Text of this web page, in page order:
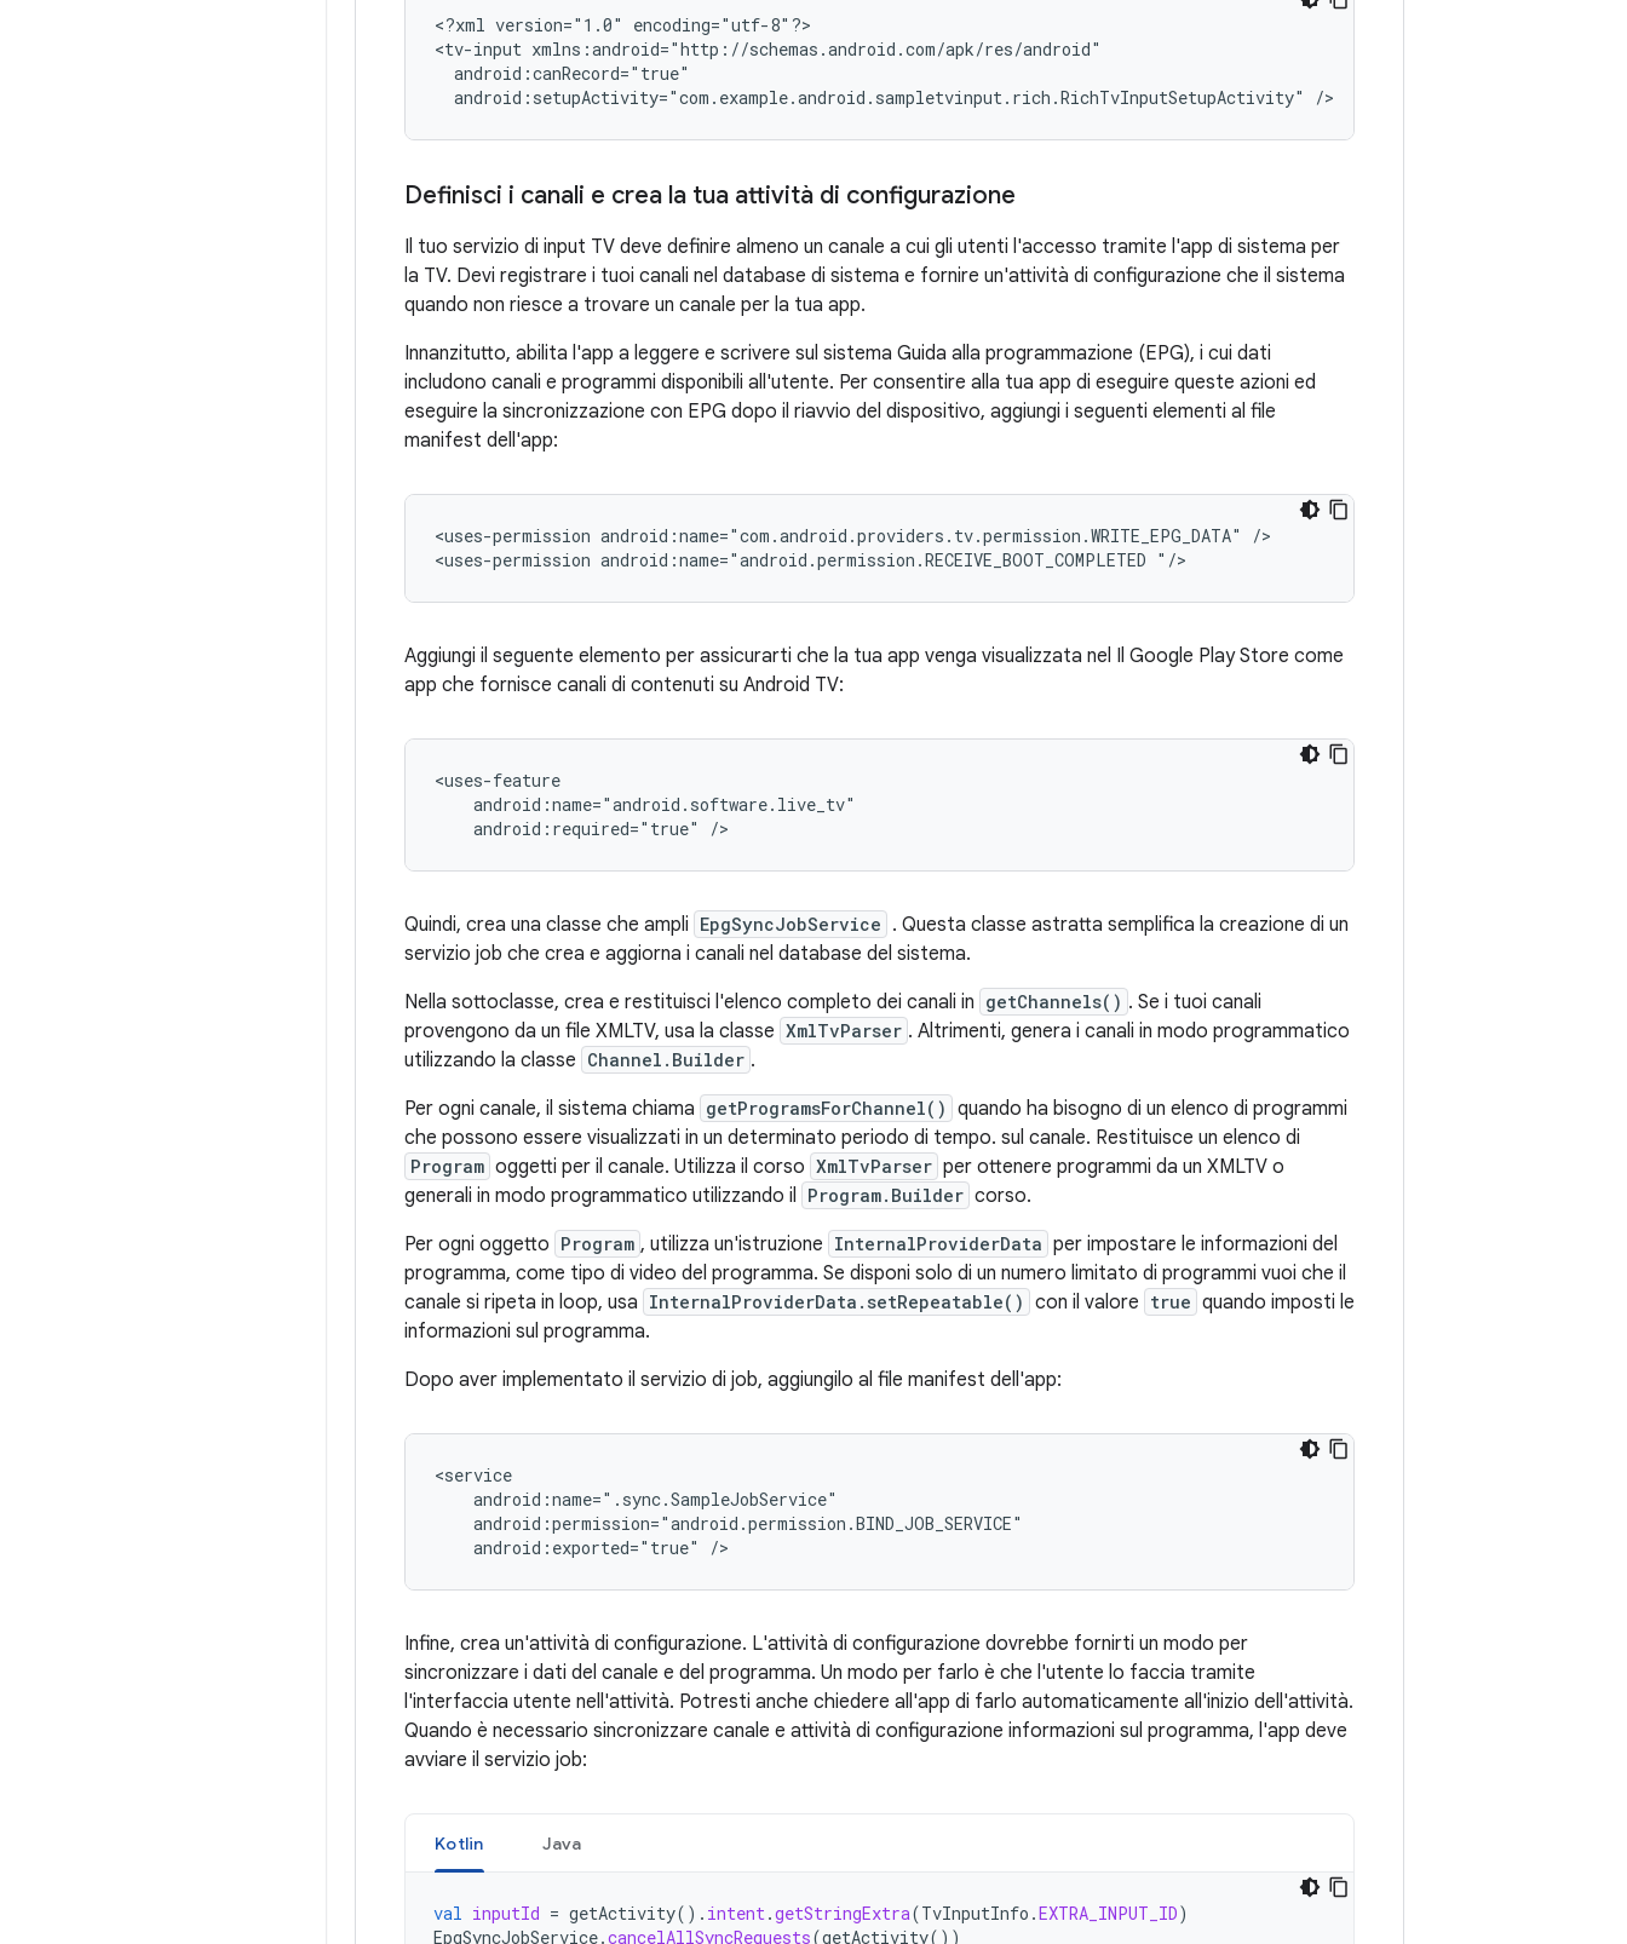
<?xml version="1.0"
encoding="utf-8"?>
<tv-input
android:setupActivity="com.example.android.sampletvinput.rich.RichTvInputSetupActivity"
/>
Definisci i canali e crea la tua attività di configurazione
Il tuo servizio di input TV deve definire almeno un canale a cui gli utenti l'accesso tramite l'app di sistema per
la TV. Devi registrare i tuoi canali nel database di sistema e fornire un'attività di configurazione che il sistema
quando non riesce a trovare un canale per la tua app.
Innanzitutto, abilita l'app a leggere e scrivere sul sistema Guida alla programmazione (EPG), i cui dati
includono canali e programmi disponibili all'utente. Per consentire alla tua app di eseguire queste azioni ed
eseguire la sincronizzazione con EPG dopo il riavvio del dispositivo, aggiungi i seguenti elementi al file
manifest dell'app:
<uses-permission android:name="com.android.providers.tv.permission.WRITE_EPG_DATA"
/>
<uses-permission android:name="android.permission.RECEIVE_BOOT_COMPLETED "/>
Aggiungi il seguente elemento per assicurarti che la tua app venga visualizzata nel Il Google Play Store come
app che fornisce canali di contenuti su Android TV:
android:required="true"
/>
Quindi, crea una classe che ampli EpgSyncJobService . Questa classe astratta semplifica la creazione di un
servizio job che crea e aggiorna i canali nel database del sistema.
Nella sottoclasse, crea e restituisci l'elenco completo dei canali in getChannels() . Se i tuoi canali
provengono da un file XMLTV, usa la classe XmlTvParser . Altrimenti, genera i canali in modo programmatico
utilizzando la classe Channel.Builder .
Per ogni canale, il sistema chiama getProgramsForChannel() quando ha bisogno di un elenco di programmi
che possono essere visualizzati in un determinato periodo di tempo. sul canale. Restituisce un elenco di
Program oggetti per il canale. Utilizza il corso XmlTvParser per ottenere programmi da un XMLTV o
generali in modo programmatico utilizzando il Program.Builder corso.
Per ogni oggetto Program , utilizza un'istruzione InternalProviderData per impostare le informazioni del
programma, come tipo di video del programma. Se disponi solo di un numero limitato di programmi vuoi che il
canale si ripeta in loop, usa InternalProviderData.setRepeatable() con il valore true quando imposti le
informazioni sul programma.
Dopo aver implementato il servizio di job, aggiungilo al file manifest dell'app:
android:exported="true"
/>
Infine, crea un'attività di configurazione. L'attività di configurazione dovrebbe fornirti un modo per
sincronizzare i dati del canale e del programma. Un modo per farlo è che l'utente lo faccia tramite
l'interfaccia utente nell'attività. Potresti anche chiedere all'app di farlo automaticamente all'inizio dell'attività.
Quando è necessario sincronizzare canale e attività di configurazione informazioni sul programma, l'app deve
avviare il servizio job:
Kotlin Java
val inputId = getActivity(). intent.getStringExtra(TvInputInfo .EXTRA_INPUT_ID)
EpgSyncJobService.cancelAllSyncRequests(getActivity())